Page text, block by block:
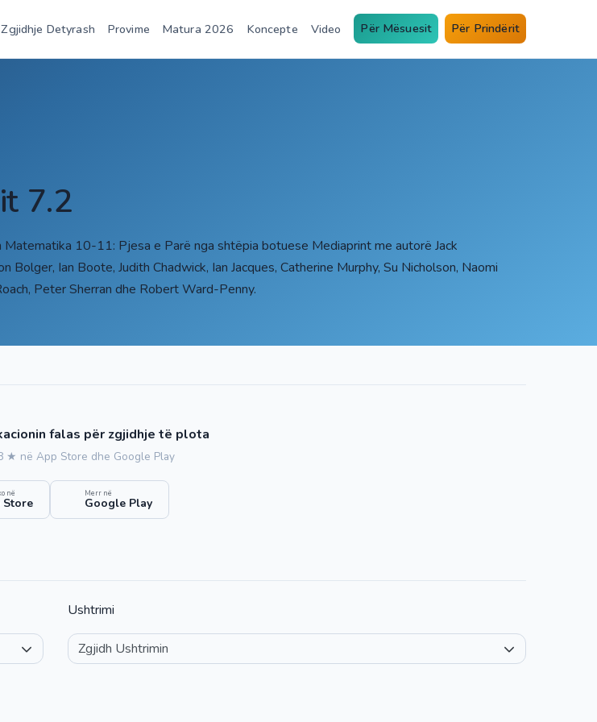
Zgjidhje Detyrash Provime Matura 2026 Koncepte Video Për Mësuesit Për Prindërit
7.2
10-11: Pjesa e Parë nga shtëpia botuese Mediaprint me autorë Jack
Bolger, Ian Boote, Judith Chadwick, Ian Jacques, Catherine Murphy, Su Nicholson, Naomi
Peter Sherran dhe Robert Ward-Penny.
falas për zgjidhje të plota
★ në App Store dhe Google Play
në
Store
Merr në
Google Play
Ushtrimi